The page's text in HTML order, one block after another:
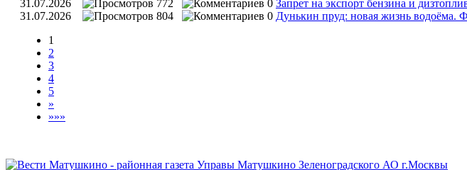
31.07.2026
772 0 Запрет на экспорт бензина и
31.07.2026
804 0 Дунькин пруд: новая жизнь водоёма.
1
2
3
4
5
»
»»»